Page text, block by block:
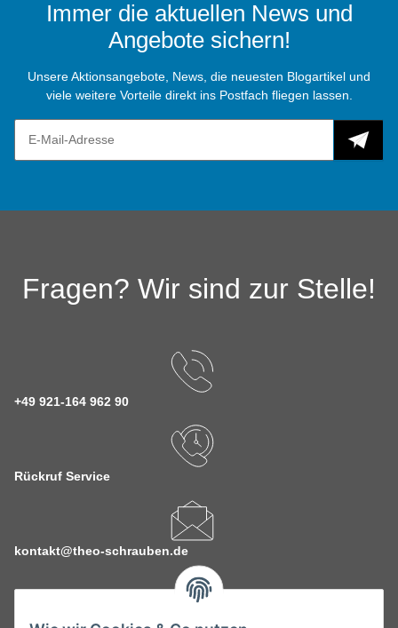
Immer die aktuellen News und
Angebote sichern!
Unsere Aktionsangebote, News, die neuesten Blogartikel und
viele weitere Vorteile direkt ins Postfach fliegen lassen.
Fragen? Wir sind zur Stelle!
+49 921-164 962 90
Rückruf Service
kontakt@theo-schrauben.de